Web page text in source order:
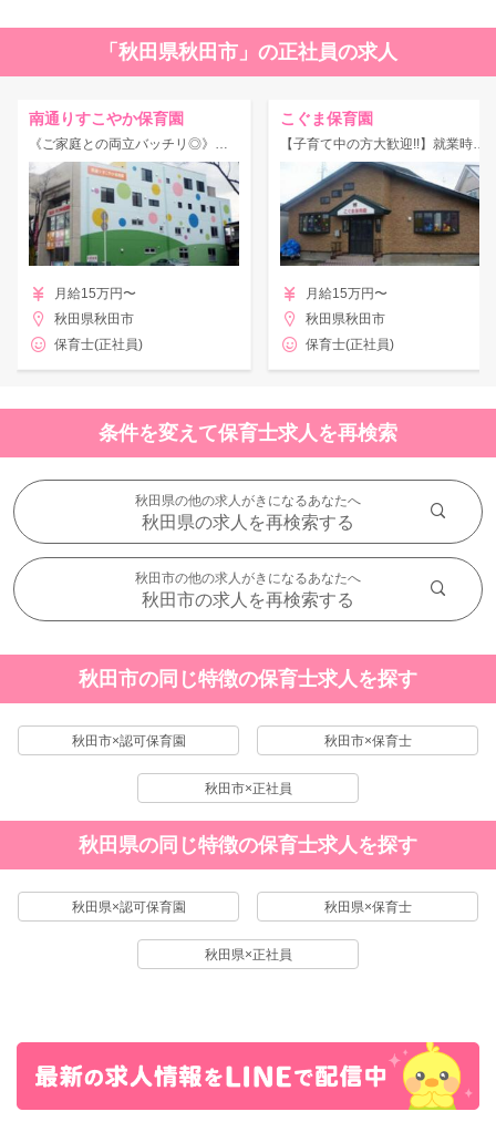
「秋田県秋田市」の正社員の求人
南通りすこやか保育園
《ご家庭との両立バッチリ◎》就業時間&お子様の行事の際は配慮あり♪
月給15万円〜
秋田県秋田市
保育士(正社員)
こぐま保育園
【子育て中の方大歓迎!!】就業時間&お子様の行事の際は配慮あり♪
月給15万円〜
秋田県秋田市
保育士(正社員)
条件を変えて保育士求人を再検索
秋田県の他の求人がきになるあなたへ
秋田県の求人を再検索する
秋田市の他の求人がきになるあなたへ
秋田市の求人を再検索する
秋田市の同じ特徴の保育士求人を探す
秋田市×認可保育園 秋田市×保育士
秋田市×正社員
秋田県の同じ特徴の保育士求人を探す
秋田県×認可保育園 秋田県×保育士
秋田県×正社員